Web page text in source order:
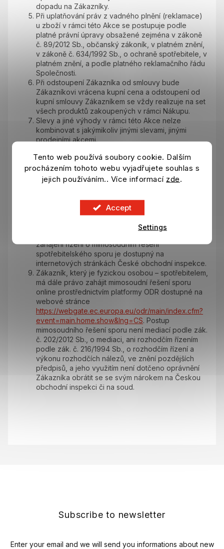
Tento web používá soubory cookie. Dalším
procházením tohoto webu vyjadřujete souhlas s
jejich používáním.. Více informací zde.
Accept
Settings
dopadu na Zákazníky.
Při uplatňování práv z vadného plnění (reklamace)
u zboží v rámci této Akce se postupuje podle
platné právní úpravy obsažené zejména v zákoně
č. 89/2012 Sb., občanský zákoník, v platném znění,
v zákoně č. 634/1992 Sb., o ochraně spotřebitele, v
platném znění, a podle platného reklamačního řádu
Společnosti.
Při odstoupení Zákazníka od smlouvy bude
Zákazníkovi vrácena kupní cena a odstoupení od
kupní smlouvy Zákazníkem se vždy realizuje na set
všech produktů zakoupených v rámci Nákupu.
Slevy a jiné výhody v rámci této Akce nelze
kombinovat s jakýmikoliv jinými slevami, jinými
prodejními akcemi.
spotřebitelských sporů vzniklých v souvislosti
s účastí Zákazníka, který je fyzickou osobou –
spotřebitelem, v této Akci je Česká obchodní
podmínkách mimosoudních řešení sporů, když toto
řízení může být zahájeno pouze na základě návrhu
Zákazníka a poté, když se mu nepodaří spor
zahájení řízení o mimosoudním řešení
spotřebitelského sporu je dostupný na
internetových stránkách České obchodní inspekce.
Zákazník, který je fyzickou osobou – spotřebitelem,
má dále právo zahájit mimosoudní řešení sporu
online prostřednictvím platformy ODR dostupné na
webové stránce
https://webgate.ec.europa.eu/odr/main/index.cfm?
event=main.home.show&lng=CS. Postup
mimosoudního řešení sporu není mediací podle zák.
č. 202/2012 Sb., o mediaci, ani rozhodčím řízením
podle zák. č. 216/1994 Sb., o rozhodčím řízení a
výkonu rozhodčích nálezů, ve znění pozdějších
předpisů, a jeho využitím není dotčeno oprávnění
Zákazníka obrátit se se svým nárokem na Českou
obchodní inspekci či na soud.
Subscribe to newsletter
Enter your email and we will send you informations about new